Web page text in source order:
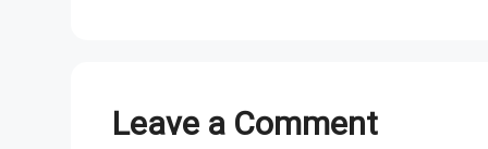
Leave a Comment